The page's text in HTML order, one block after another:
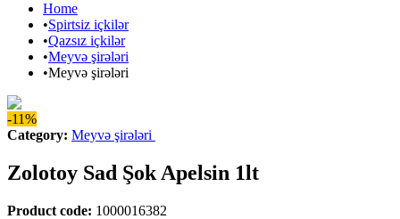
Home
•Spirtsiz içkilər
•Qazsız içkilər
•Meyvə şirələri
•Meyvə şirələri
-11%
Category: Meyvə şirələri
Zolotoy Sad Şok Apelsin 1lt
Product code: 1000016382